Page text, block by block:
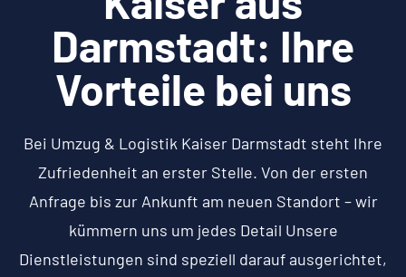
Darmstadt: Ihre
Vorteile bei uns
Bei Umzug & Logistik Kaiser Darmstadt steht Ihre
Zufriedenheit an erster Stelle. Von der ersten
Anfrage bis zur Ankunft am neuen Standort – wir
kümmern uns um jedes Detail Unsere
Dienstleistungen sind speziell darauf ausgerichtet,